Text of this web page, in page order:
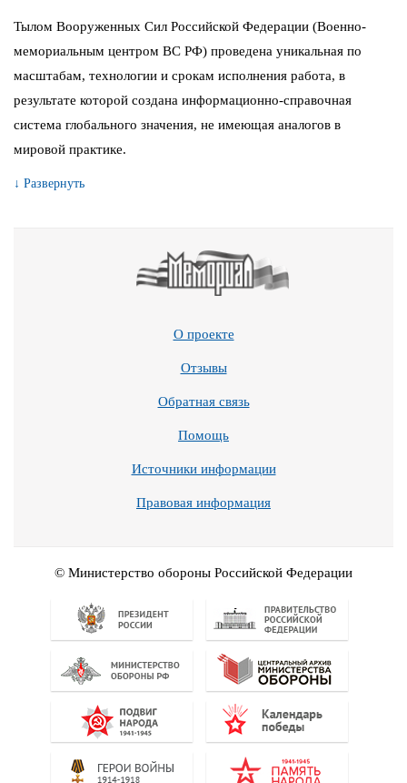
Тылом Вооруженных Сил Российской Федерации (Военно-
мемориальным центром ВС РФ) проведена уникальная по
масштабам, технологии и срокам исполнения работа, в
результате которой создана информационно-справочная
система глобального значения, не имеющая аналогов в
мировой практике.
↓ Развернуть
О проекте
Отзывы
Обратная связь
Помощь
Источники информации
Правовая информация
© Министерство обороны Российской Федерации